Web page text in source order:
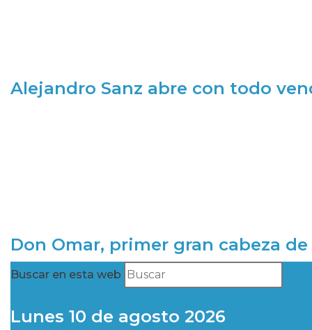
Alejandro Sanz abre con todo
Don Omar, primer gran cabeza
Buscar en esta web
Lunes 10 de agosto 2026